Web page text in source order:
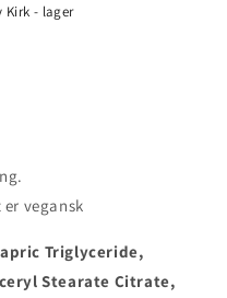
Kirk - lager
vegansk
Triglyceride,
Stearate Citrate,